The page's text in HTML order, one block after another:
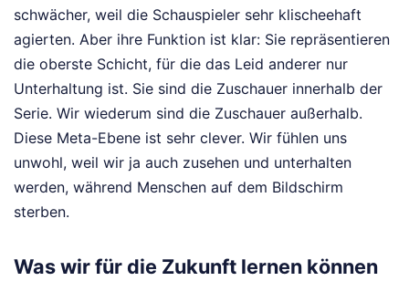
schwächer, weil die Schauspieler sehr klischeehaft
agierten. Aber ihre Funktion ist klar: Sie repräsentieren
die oberste Schicht, für die das Leid anderer nur
Unterhaltung ist. Sie sind die Zuschauer innerhalb der
Serie. Wir wiederum sind die Zuschauer außerhalb.
Diese Meta-Ebene ist sehr clever. Wir fühlen uns
unwohl, weil wir ja auch zusehen und unterhalten
werden, während Menschen auf dem Bildschirm
sterben.
Was wir für die Zukunft lernen können